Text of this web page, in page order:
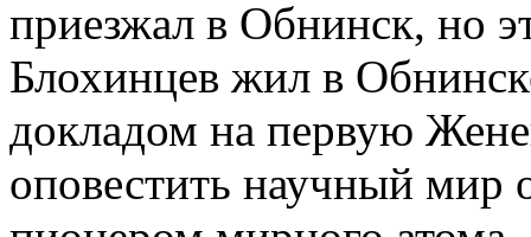
приезжал в Обнинск, но
Блохинцев жил в
докладом на первую
оповестить научный мир